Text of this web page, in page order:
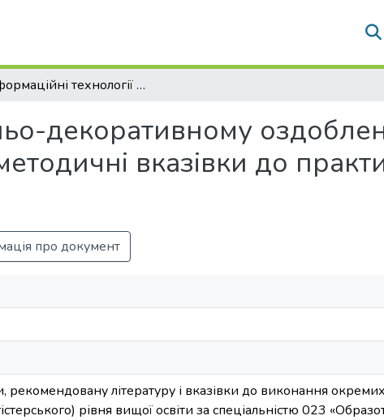
Інформаційні технології в художньо-декоративному оздобленні інтер’єру [Електронний ресурс] : методичні вказівки до практичних занять
декоративному
вказівки до
про документ
рекомендовану літературу і вказівки до виконання
рівня вищої освіти за спеціальністю 023